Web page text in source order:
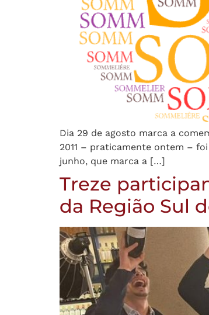
Dia 29 de agosto marca a
2011 – praticamente ontem –
junho, que marca a […]
Treze
da Região Sul